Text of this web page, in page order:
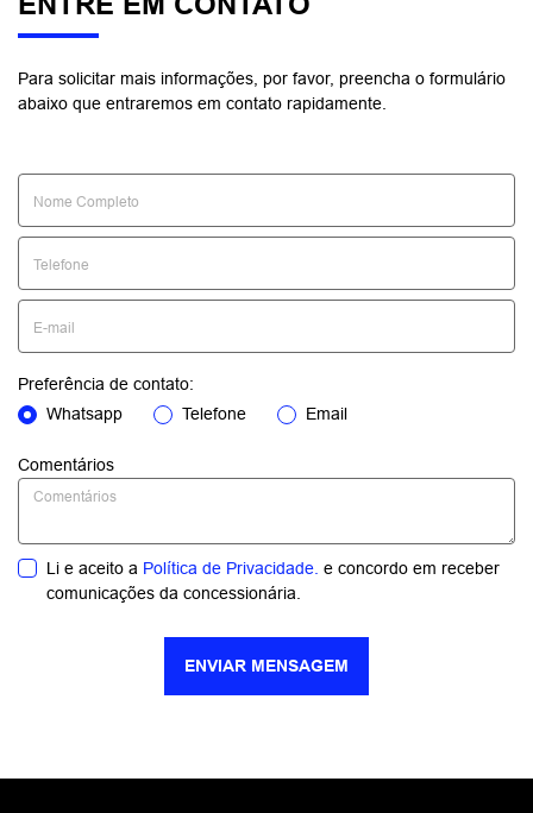
Para solicitar mais informações, por favor, preencha o formulário
abaixo que entraremos em contato rapidamente.
Preferência de contato:
Whatsapp
Telefone Email
Comentários
Li e aceito a Política de Privacidade. e concordo em receber
comunicações da concessionária.
ENVIAR MENSAGEM